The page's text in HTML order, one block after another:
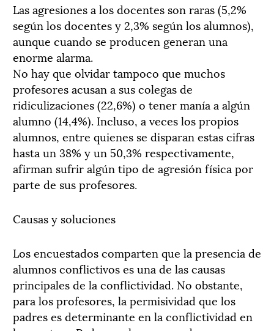
Las agresiones a los docentes son raras (5,2%
según los docentes y 2,3% según los alumnos),
aunque cuando se producen generan una
enorme alarma.
No hay que olvidar tampoco que muchos
profesores acusan a sus colegas de
ridiculizaciones (22,6%) o tener manía a algún
alumno (14,4%). Incluso, a veces los propios
alumnos, entre quienes se disparan estas cifras
hasta un 38% y un 50,3% respectivamente,
afirman sufrir algún tipo de agresión física por
parte de sus profesores.
Causas y soluciones
Los encuestados comparten que la presencia de
alumnos conflictivos es una de las causas
principales de la conflictividad. No obstante,
para los profesores, la permisividad que los
padres es determinante en la conflictividad en